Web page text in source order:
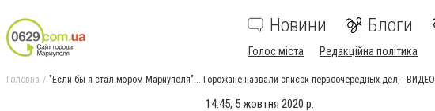
Новини Блоги
Голос міста Редакційна політика
Головна "Если бы я стал мэром Мариуполя"... Горожане назвали список первоочередных дел, - ВИДЕО
14:45, 5 жовтня 2020 р.